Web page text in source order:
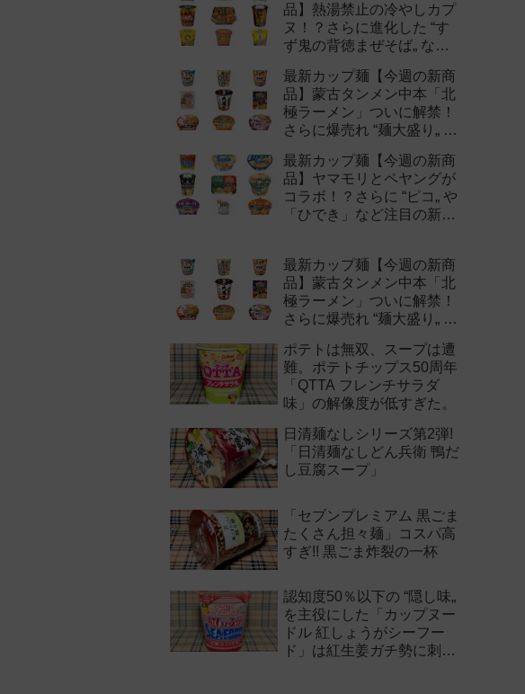
品】熱湯禁止の冷やしカプ
ヌ！？さらに進化した “す
ず鬼の背徳まぜそば„ など
最新カップ麺【今週の新商
品】蒙古タンメン中本「北
極ラーメン」ついに解禁！
さらに爆売れ “麺大盛り„ シ
作まとめ！
最新カップ麺【今週の新商
品】ヤマモリとペヤングが
コラボ！？さらに “ピコ„ や
「ひでき」など注目の新作
最新カップ麺【今週の新商
品】蒙古タンメン中本「北
極ラーメン」ついに解禁！
さらに爆売れ “麺大盛り„ シ
作まとめ！
ポテトは無双、スープは遭
難。ポテトチップス50周年
「QTTA フレンチサラダ
味」の解像度が低すぎた。
日清麺なしシリーズ第2弾!
「日清麺なしどん兵衛 鴨だ
し豆腐スープ」
「セブンプレミアム 黒ごま
たくさん担々麺」コスパ高
すぎ!! 黒ごま炸裂の一杯
認知度50％以下の “隠し味„
を主役にした「カップヌー
ドル 紅しょうがシーフー
ド」は紅生姜ガチ勢に刺さ